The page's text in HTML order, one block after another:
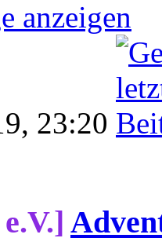
anzeigen
23:20